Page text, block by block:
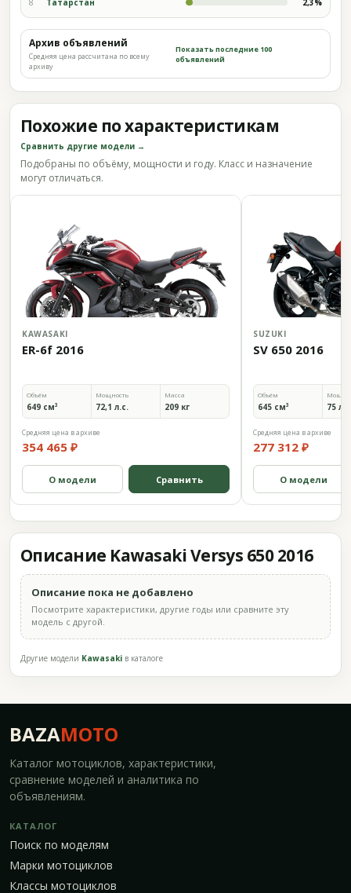
Архив объявлений
Средняя цена рассчитана по всему
архиву
Показать последние 100
объявлений
Похожие по характеристикам
Сравнить другие модели →
Подобраны по объёму, мощности и году. Класс и назначение
могут отличаться.
KAWASAKI
ER-6f 2016
Объём
649 см³
Мощность
72,1 л.с.
Масса
209 кг
Средняя цена в архиве
354 465 ₽
О модели Сравнить
SUZUKI
SV 650 2016
Объём
645 см³ 75
Средняя цена в архиве
277 312 ₽
О модели
Описание Kawasaki Versys 650 2016
Описание пока не добавлено
Посмотрите характеристики, другие годы или сравните эту
модель с другой.
Другие модели Kawasaki в каталоге
BAZAMOTO
Каталог мотоциклов, характеристики,
сравнение моделей и аналитика по
объявлениям.
КАТАЛОГ
Поиск по моделям
Марки мотоциклов
Классы мотоциклов